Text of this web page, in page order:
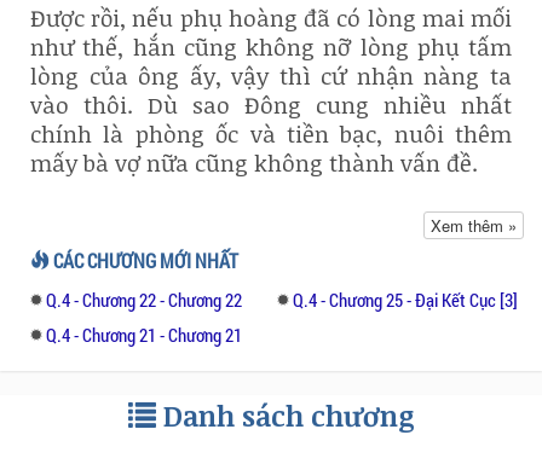
Được rồi, nếu phụ hoàng đã có lòng mai mối
như thế, hắn cũng không nỡ lòng phụ tấm
lòng của ông ấy, vậy thì cứ nhận nàng ta
vào thôi. Dù sao Đông cung nhiều nhất
chính là phòng ốc và tiền bạc, nuôi thêm
mấy bà vợ nữa cũng không thành vấn đề.
Không ngờ, lần này gả vào lại là một tượng
Bồ Tát sống!
Đêm động phòng chẵng những ép hắn vào
tân phòng, đã vậy còn độc chiếm luôn cả
tử gia mà phải ngủ trên sàn nhà!
Xem thêm »
CÁC CHƯƠNG MỚI NHẤT
Q.4 - Chương 22 - Chương 22
Q.4 - Chương 25 - Đại Kết Cục [3]
Q.4 - Chương 21 - Chương 21
Danh sách chương